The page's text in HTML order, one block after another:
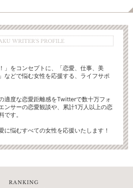
WRITER'S PROFILE
」をコンセプトに、「恋愛、仕事、美
などで悩む女性を応援する、ライフサポ
適度な恋愛距離感をTwitterで数十万フォ
ンサーの恋愛観談や、累計1万人以上の恋
です。
に悩むすべての女性を応援いたします！
RANKING